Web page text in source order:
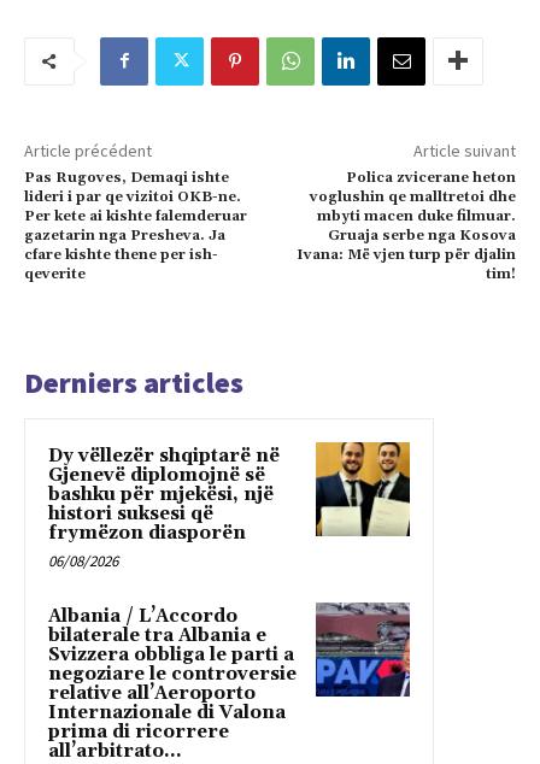
Article précédent
Pas Rugoves, Demaqi ishte
lideri i par qe vizitoi OKB-ne.
Per kete ai kishte falemderuar
gazetarin nga Presheva. Ja
cfare kishte thene per ish-
qeverite
Article suivant
Polica zvicerane heton
voglushin qe malltretoi dhe
mbyti macen duke filmuar.
Gruaja serbe nga Kosova
Ivana: Më vjen turp për djalin
tim!
Derniers articles
Dy vëllezër shqiptarë në
Gjenevë diplomojnë së
bashku për mjekësi, një
histori suksesi që
frymëzon diasporën
06/08/2026
Albania / L’Accordo
bilaterale tra Albania e
Svizzera obbliga le parti a
negoziare le controversie
relative all’Aeroporto
Internazionale di Valona
prima di ricorrere
all’arbitrato...